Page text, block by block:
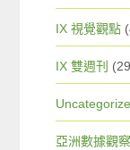
IX 視覺觀點
IX 雙週刊
亞洲數據觀察